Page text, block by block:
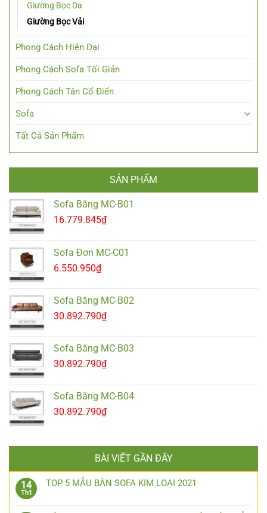
Giường Bọc Da
Giường Bọc Vải
Phong Cách Hiện Đại
Phong Cách Sofa Tối Giản
Phong Cách Tân Cổ Điển
Sofa
Tất Cả Sản Phẩm
SẢN PHẨM
Sofa Băng MC-B01
16.779.845₫
Sofa Đơn MC-C01
6.550.950₫
Sofa Băng MC-B02
30.892.790₫
Sofa Băng MC-B03
30.892.790₫
Sofa Băng MC-B04
30.892.790₫
BÀI VIẾT GẦN ĐÂY
14
Th1
TOP 5 MẪU BÀN SOFA KIM LOẠI 2021